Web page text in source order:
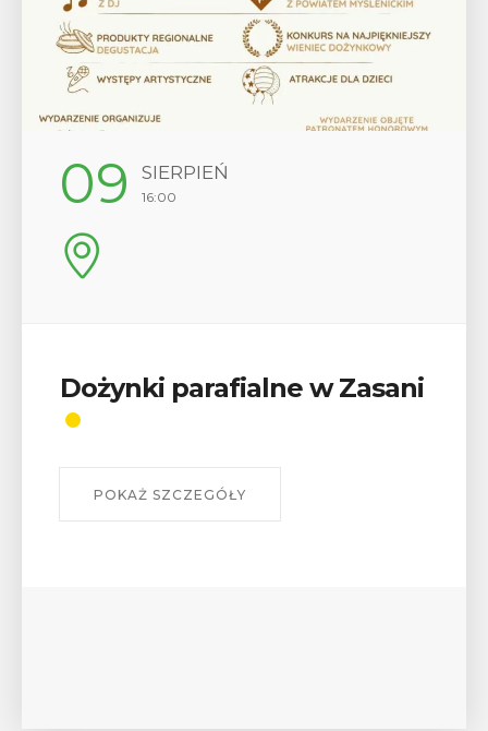
12 SIERPIEŃ
17:00
Wykład „Jak zdobyć
odznaki na myślenickich
W środę 12 sierpnia o godz. 17 w Miejskiej